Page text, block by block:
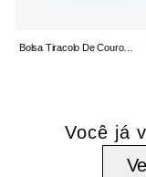
Bolsa Tiracolo De Couro
Você já